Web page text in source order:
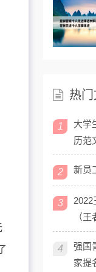
热
1
大学
历范
2 新员
3
（
4
强国
家提